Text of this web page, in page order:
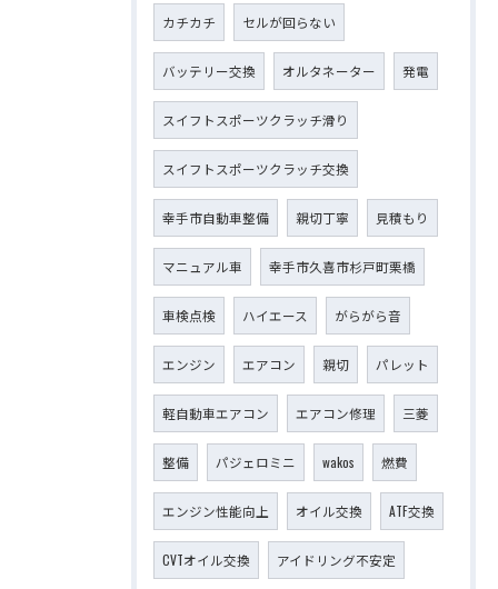
カチカチ セルが回らない
バッテリー交換 オルタネーター 発電
スイフトスポーツクラッチ滑り
スイフトスポーツクラッチ交換
幸手市自動車整備 親切丁寧 見積もり
マニュアル車 幸手市久喜市杉戸町栗橋
車検点検 ハイエース がらがら音
エンジン エアコン 親切 パレット
軽自動車エアコン エアコン修理 三菱
整備 パジェロミニ wakos 燃費
エンジン性能向上 オイル交換 ATF交換
CVTオイル交換 アイドリング不安定